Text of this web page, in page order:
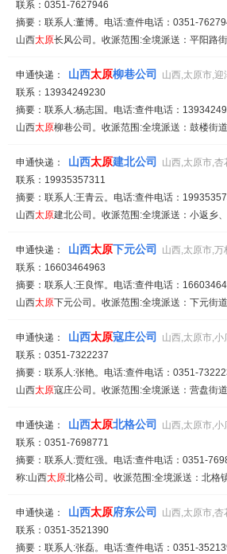
联系：0351-7627946
摘要：联系人:董博。电话:查件电话：0351-
山西太原长风公司。收派范围:全境派送：平阳路
申通快递： 山西太原柳巷公司
山西,太原市,迎
联系：13934249230
摘要：联系人:杨志国。电话:查件电话：
山西太原柳巷公司。收派范围:全境派送：鼓楼街
申通快递： 山西太原建北公司
山西,太原市,杏
联系：19935357311
摘要：联系人:王青云。电话:查件电话：
山西太原建北公司。收派范围:全境派送：小返乡
申通快递： 山西太原下元公司
山西,太原市,万
联系：16603464963
摘要：联系人:王良恽。电话:查件电话：
山西太原下元公司。收派范围:全境派送：下元街
申通快递： 山西太原寇庄公司
山西,太原市,小
联系：0351-7322237
摘要：联系人:张艳。电话:查件电话：0351-
山西太原寇庄公司。收派范围:全境派送：营盘街
申通快递： 山西太原北格公司
山西,太原市,小
联系：0351-7698771
摘要：联系人:贾红强。电话:查件电话：0351-
称:山西太原北格公司。收派范围:全境派送：北格
申通快递： 山西太原府东公司
山西,太原市,杏
联系：0351-3521390
摘要：联系人:张磊。电话:查件电话：0351-